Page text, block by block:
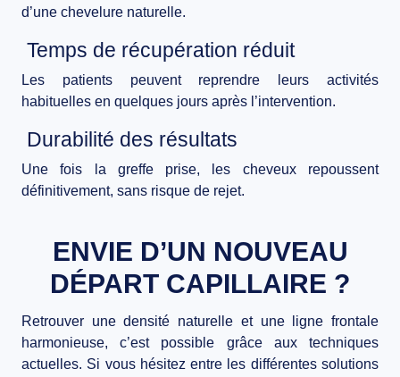
d’une chevelure naturelle.
Temps de récupération réduit
Les patients peuvent reprendre leurs activités
habituelles en quelques jours après l’intervention.
Durabilité des résultats
Une fois la greffe prise, les cheveux repoussent
définitivement, sans risque de rejet.
ENVIE D’UN NOUVEAU
DÉPART CAPILLAIRE ?
Retrouver une densité naturelle et une ligne frontale
harmonieuse, c’est possible grâce aux techniques
actuelles. Si vous hésitez entre les différentes solutions